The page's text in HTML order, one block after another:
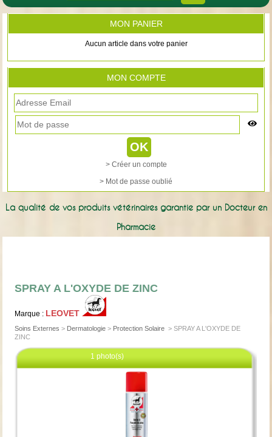
MON PANIER
Aucun article dans votre panier
MON COMPTE
> Créer un compte
> Mot de passe oublié
La qualité de vos produits vétérinaires garantie par un Docteur en
Pharmacie
SPRAY A L'OXYDE DE ZINC
Marque : LEOVET
Soins Externes > Dermatologie > Protection Solaire > SPRAY A L'OXYDE DE
ZINC
1 photo(s)